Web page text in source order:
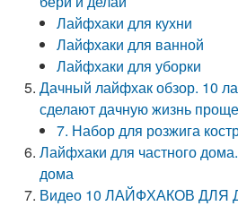
Лайфхаки для кухни
Лайфхаки для ванной
Лайфхаки для уборки
Дачный лайфхак обзор. 10
сделают дачную жизнь проще
7. Набор для розжига
Лайфхаки для частного
дома
Видео 10 ЛАЙФХАКОВ ДЛЯ